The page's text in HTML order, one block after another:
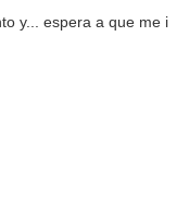
y... espera a que me i